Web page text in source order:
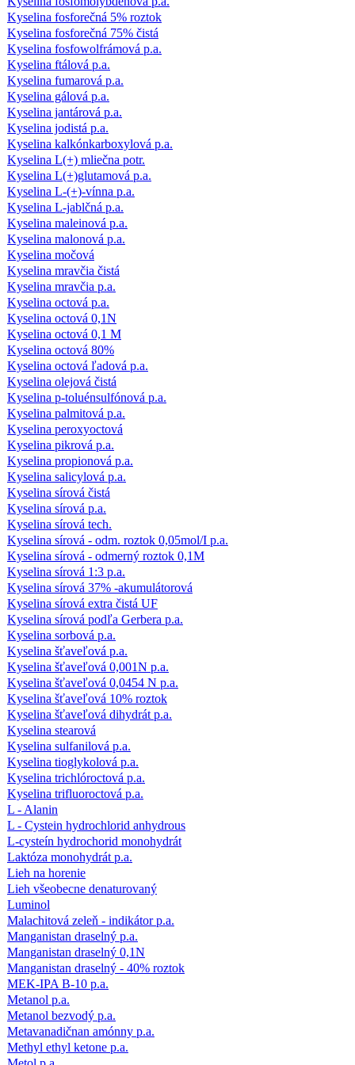
Kyselina fosforečná 5% roztok
Kyselina fosforečná 75% čistá
Kyselina fosfowolfrámová p.a.
Kyselina ftálová p.a.
Kyselina fumarová p.a.
Kyselina gálová p.a.
Kyselina jantárová p.a.
Kyselina jodistá p.a.
Kyselina kalkónkarboxylová p.a.
Kyselina L(+) mliečna potr.
Kyselina L(+)glutamová p.a.
Kyselina L-(+)-vínna p.a.
Kyselina L-jablčná p.a.
Kyselina maleinová p.a.
Kyselina malonová p.a.
Kyselina močová
Kyselina mravčia čistá
Kyselina mravčia p.a.
Kyselina octová p.a.
Kyselina octová 0,1N
Kyselina octová 0,1 M
Kyselina octová 80%
Kyselina octová ľadová p.a.
Kyselina olejová čistá
Kyselina p-toluénsulfónová p.a.
Kyselina palmitová p.a.
Kyselina peroxyoctová
Kyselina pikrová p.a.
Kyselina propionová p.a.
Kyselina salicylová p.a.
Kyselina sírová čistá
Kyselina sírová p.a.
Kyselina sírová tech.
Kyselina sírová - odm. roztok 0,05mol/I p.a.
Kyselina sírová - odmerný roztok 0,1M
Kyselina sírová 1:3 p.a.
Kyselina sírová 37% -akumulátorová
Kyselina sírová extra čistá UF
Kyselina sírová podľa Gerbera p.a.
Kyselina sorbová p.a.
Kyselina šťaveľová p.a.
Kyselina šťaveľová 0,001N p.a.
Kyselina šťaveľová 0,0454 N p.a.
Kyselina šťaveľová 10% roztok
Kyselina šťaveľová dihydrát p.a.
Kyselina stearová
Kyselina sulfanilová p.a.
Kyselina tioglykolová p.a.
Kyselina trichlóroctová p.a.
Kyselina trifluoroctová p.a.
L - Alanin
L - Cystein hydrochlorid anhydrous
L-cysteín hydrochorid monohydrát
Laktóza monohydrát p.a.
Lieh na horenie
Lieh všeobecne denaturovaný
Luminol
Malachitová zeleň - indikátor p.a.
Manganistan draselný p.a.
Manganistan draselný 0,1N
Manganistan draselný - 40% roztok
MEK-IPA B-10 p.a.
Metanol p.a.
Metanol bezvodý p.a.
Metavanadičnan amónny p.a.
Methyl ethyl ketone p.a.